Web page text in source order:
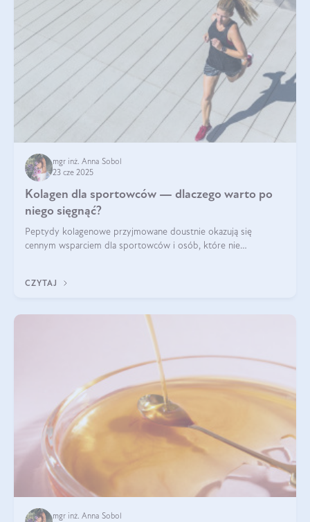
mgr inż. Anna Sobol
23 cze 2025
Kolagen dla sportowców — dlaczego warto po
niego sięgnąć?
Peptydy kolagenowe przyjmowane doustnie okazują się
cennym wsparciem dla sportowców i osób, które nie
CZYTAJ
mgr inż. Anna Sobol